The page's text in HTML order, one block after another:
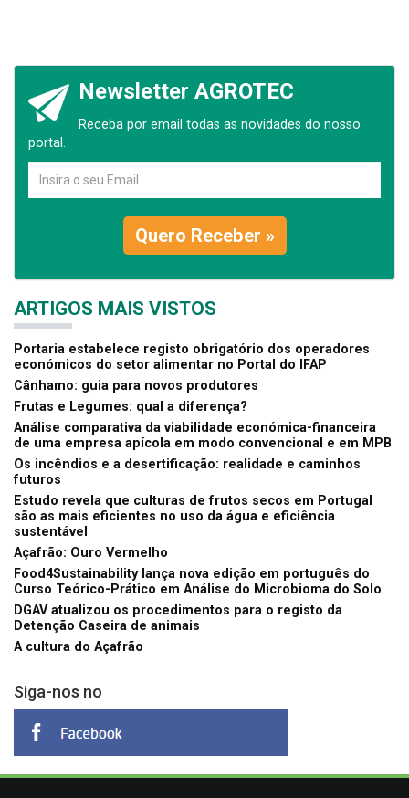
Newsletter AGROTEC
Receba por email todas as novidades do nosso
portal.
Quero Receber »
ARTIGOS MAIS VISTOS
Portaria estabelece registo obrigatório dos operadores
económicos do setor alimentar no Portal do IFAP
Cânhamo: guia para novos produtores
Frutas e Legumes: qual a diferença?
Análise comparativa da viabilidade económica-financeira
de uma empresa apícola em modo convencional e em MPB
Os incêndios e a desertificação: realidade e caminhos
futuros
Estudo revela que culturas de frutos secos em Portugal
são as mais eficientes no uso da água e eficiência
sustentável
Açafrão: Ouro Vermelho
Food4Sustainability lança nova edição em português do
Curso Teórico-Prático em Análise do Microbioma do Solo
DGAV atualizou os procedimentos para o registo da
Detenção Caseira de animais
A cultura do Açafrão
Siga-nos no